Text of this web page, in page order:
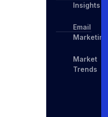
Insights
Email
Marketing
Market
Trends